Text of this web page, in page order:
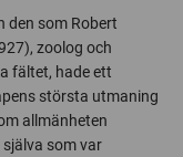
den som Robert
zoolog och
fältet, hade ett
största utmaning
allmänheten
som var